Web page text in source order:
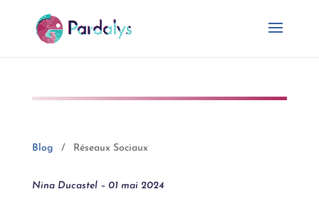
Blog/ Réseaux Sociaux
Nina Ducastel – 01 mai 2024